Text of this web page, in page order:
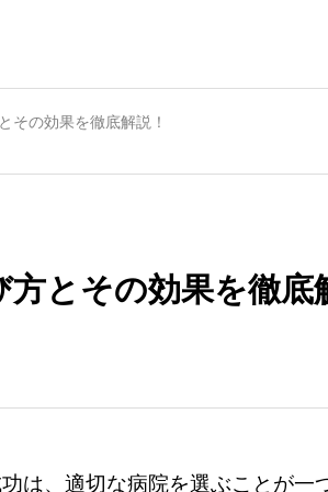
その効果を徹底解説！
とその効果を徹底
は、適切な病院を選ぶことが一